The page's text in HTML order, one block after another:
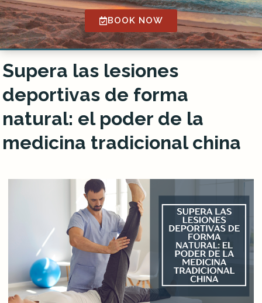
BOOK NOW
Supera las lesiones
deportivas de forma
natural: el poder de la
medicina tradicional china